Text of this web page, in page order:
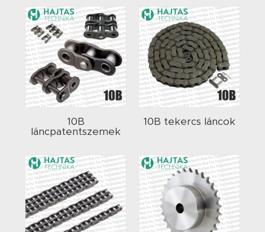
10B
láncpatentszemek
10B tekercs láncok